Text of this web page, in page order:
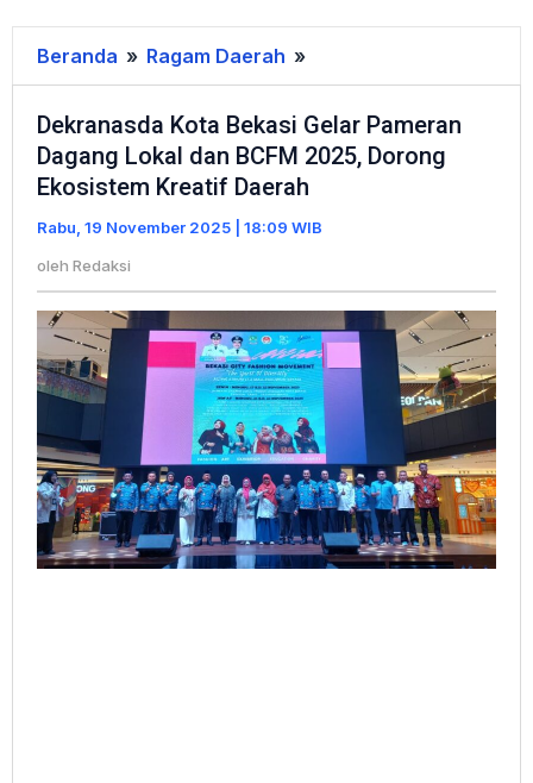
Beranda » Ragam Daerah »
Kota
Bekasi
Gelar
Dagang
dan
BCFM
2025,
Dorong
Ekosistem
Kreatif
Daerah
Dekranasda Kota Bekasi Gelar Pameran
Dagang Lokal dan BCFM 2025, Dorong
Ekosistem Kreatif Daerah
Rabu, 19 November 2025 | 18:09 WIB
oleh Redaksi